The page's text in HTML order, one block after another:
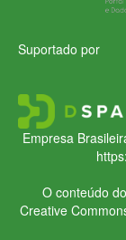
Suportado por
Empresa
O conteúdo
Creative